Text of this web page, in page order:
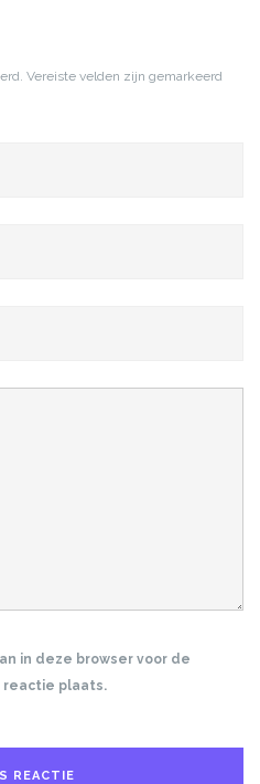
Vereiste velden zijn gemarkeerd
in deze browser voor de
reactie plaats.